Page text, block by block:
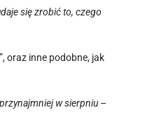
się zrobić to, czego
oraz inne podobne, jak
w sierpniu –